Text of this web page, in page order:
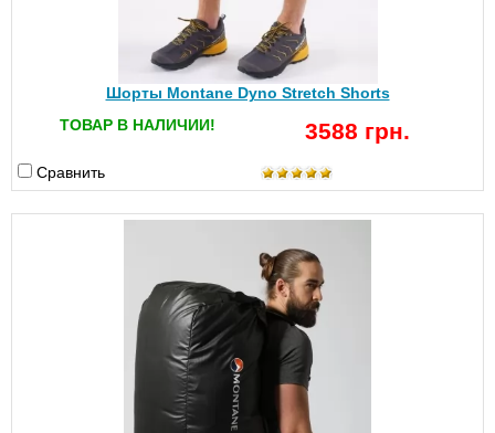
Шорты Montane Dyno Stretch Shorts
ТОВАР В НАЛИЧИИ!
3588 грн.
Сравнить